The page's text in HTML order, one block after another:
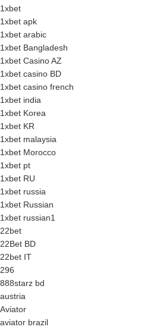
1xbet
1xbet apk
1xbet arabic
1xbet Bangladesh
1xbet Casino AZ
1xbet casino BD
1xbet casino french
1xbet india
1xbet Korea
1xbet KR
1xbet malaysia
1xbet Morocco
1xbet pt
1xbet RU
1xbet russia
1xbet Russian
1xbet russian1
22bet
22Bet BD
22bet IT
296
888starz bd
austria
Aviator
aviator brazil